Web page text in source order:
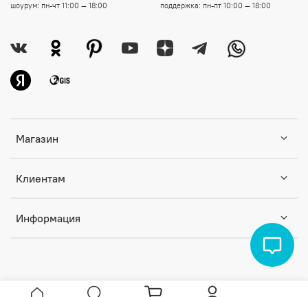
Магазин
Клиентам
Информация
шоурум: пн-чт 11:00 — 18:00 поддержка: пн-пт 10:00 — 18:00